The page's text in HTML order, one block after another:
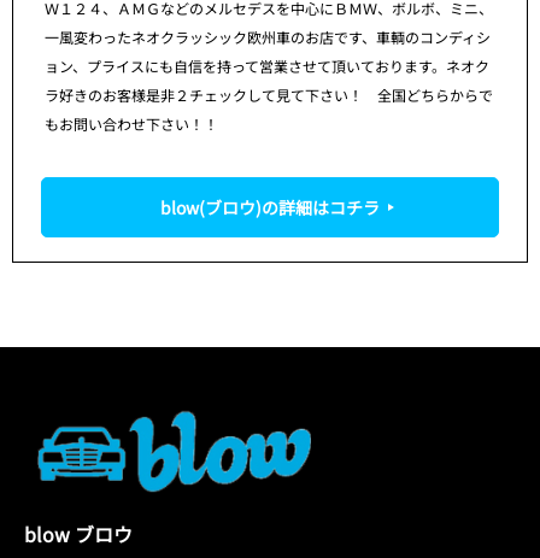
Ｗ１２４、ＡＭＧなどのメルセデスを中心にＢＭＷ、ボルボ、ミニ、
一風変わったネオクラッシック欧州車のお店です、車輌のコンディシ
ョン、プライスにも自信を持って営業させて頂いております。ネオク
ラ好きのお客様是非２チェックして見て下さい！ 全国どちらからで
もお問い合わせ下さい！！
blow(ブロウ)の詳細はコチラ
blow ブロウ